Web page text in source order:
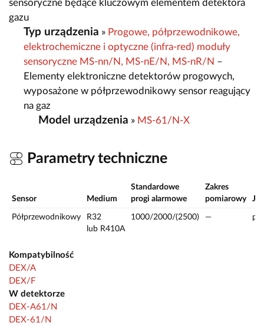
sensoryczne będące kluczowym elementem detektora
gazu
Typ urządzenia » Progowe, półprzewodnikowe,
elektrochemiczne i optyczne (infra-red) moduły
sensoryczne MS-nn/N, MS-nE/N, MS-nR/N –
Elementy elektroniczne detektorów progowych,
wyposażone w półprzewodnikowy sensor reagujący
na gaz
Model urządzenia » MS-61/N-X
Parametry techniczne
Sensor Medium
Standardowe
progi alarmowe
Zakres
pomiarowy
Półprzewodnikowy
R32
lub R410A
1000/2000/(2500) —
Kompatybilność
DEX/A
DEX/F
W detektorze
DEX-A61/N
DEX-61/N